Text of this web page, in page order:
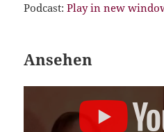
Podcast:Play in new
Ansehen